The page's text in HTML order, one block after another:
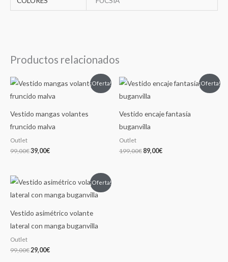
Productos relacionados
¡Oferta!
Vestido mangas volantes
fruncido malva
Outlet
99,00€
El
precio
original
99,00€.
39,00€
precio
actual
39,00€.
¡Oferta!
Vestido encaje fantasía
buganvilla
Outlet
199,00€
El
precio
original
199,00€.
89,00€
precio
89,00€.
¡Oferta!
Vestido asimétrico volante
lateral con manga buganvilla
Outlet
99,00€
El
precio
original
99,00€.
29,00€
El
precio
actual
29,00€.